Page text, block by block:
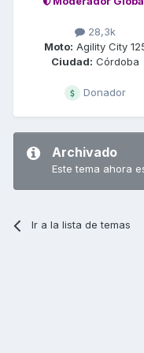
28,3k
Moto: Agility City
Ciudad: Córdoba
Donador
Archivado
Este tema ahora
Ir a la lista de temas